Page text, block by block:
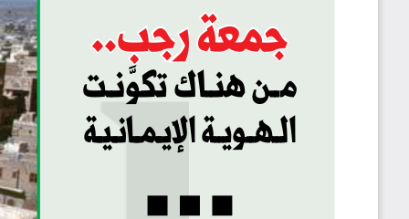
جمعة رجب..
ن��تم��ن هن��اك تكو
ال��ه��وي��ة الإي��م��ان��ي��ة